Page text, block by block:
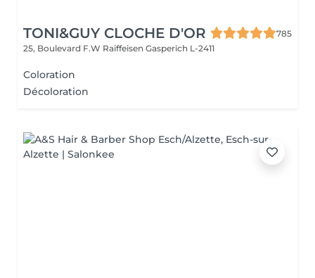
TONI&GUY CLOCHE D'OR
785
25, Boulevard F.W Raiffeisen Gasperich L-2411
Coloration
Décoloration